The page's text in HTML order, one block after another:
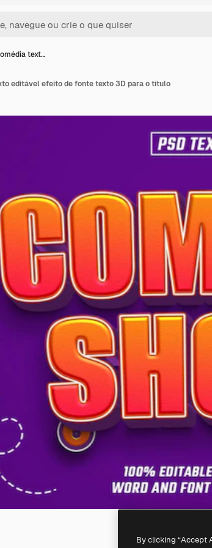
text…
editável efeito de fonte texto 3D para o título
By clicking “Accept